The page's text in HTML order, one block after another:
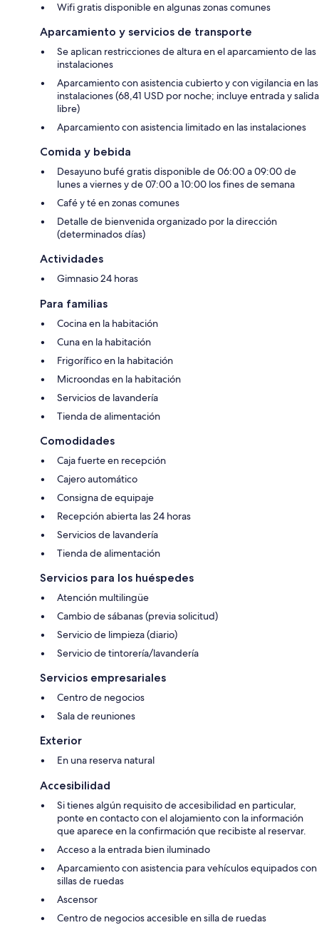
Wifi gratis disponible en algunas zonas comunes
Aparcamiento y servicios de transporte
Se aplican restricciones de altura en el aparcamiento de las
instalaciones
Aparcamiento con asistencia cubierto y con vigilancia en las
instalaciones (68,41 USD por noche; incluye entrada y salida
libre)
Aparcamiento con asistencia limitado en las instalaciones
Comida y bebida
Desayuno bufé gratis disponible de 06:00 a 09:00 de
lunes a viernes y de 07:00 a 10:00 los fines de semana
Café y té en zonas comunes
Detalle de bienvenida organizado por la dirección
(determinados días)
Actividades
Gimnasio 24 horas
Para familias
Cocina en la habitación
Cuna en la habitación
Frigorífico en la habitación
Microondas en la habitación
Servicios de lavandería
Tienda de alimentación
Comodidades
Caja fuerte en recepción
Cajero automático
Consigna de equipaje
Recepción abierta las 24 horas
Servicios de lavandería
Tienda de alimentación
Servicios para los huéspedes
Atención multilingüe
Cambio de sábanas (previa solicitud)
Servicio de limpieza (diario)
Servicio de tintorería/lavandería
Servicios empresariales
Centro de negocios
Sala de reuniones
Exterior
En una reserva natural
Accesibilidad
Si tienes algún requisito de accesibilidad en particular,
ponte en contacto con el alojamiento con la información
que aparece en la confirmación que recibiste al reservar.
Acceso a la entrada bien iluminado
Aparcamiento con asistencia para vehículos equipados con
sillas de ruedas
Ascensor
Centro de negocios accesible en silla de ruedas